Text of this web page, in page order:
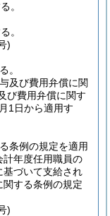
。
。
)
。
及び費用弁償に関
び費用弁償に関す
1日から適用す
条例の規定を適用
計年度任用職員の
基づいて支給され
する条例の規定
)